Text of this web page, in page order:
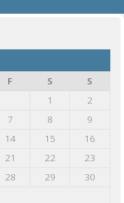
F S
S
1
2
7 8
9
14 15
16
21 22
23
28 29
30